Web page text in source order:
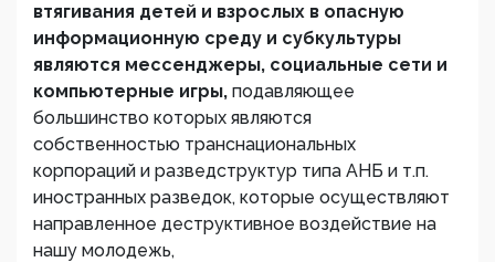
втягивания детей и взрослых в опасную
информационную среду и субкультуры
являются мессенджеры, социальные сети и
компьютерные игры, подавляющее
большинство которых являются
собственностью транснациональных
корпораций и разведструктур типа АНБ и т.п.
иностранных разведок, которые осуществляют
направленное деструктивное воздействие на
нашу молодежь,